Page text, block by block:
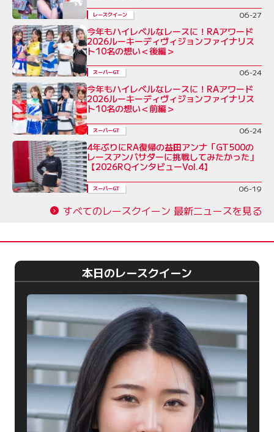
レースクイーン 06-27
今年もハイレベルなレースに！RAアワード
2026ルーキーディヴィジョンファイナリス
ト10名の想い＜後編＞
スーパーGT 06-24
今年もハイレベルなレースに！RAアワード
2026ルーキーディヴィジョンファイナリス
ト10名の想い＜前編＞
スーパーGT 06-24
4年ぶりにRA復帰の益田アンナ「GT500の
レースアンバサダーに挑戦してみたかった」
【2026RQインタビューVol.4】
スーパーGT 06-19
すべてのレースクイーン 最新ニュースを見る
本日のレースクイーン